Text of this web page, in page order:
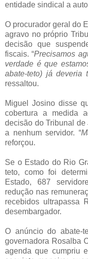
entidade sindical a
O procurador geral do
agravo no próprio
decisão que
fiscais. “Precisamos
verdade é que
abate-teto) já
ressaltou.
Miguel Josino disse
cobertura a medida
decisão do Tribunal
a nenhum servidor. “
reforçou.
Se o Estado do Rio
teto, como foi
Estado, 687
redução nas
recebidos ultrapassa
desembargador.
O anúncio do abate-
governadora Rosalba
agenda que cumpriu